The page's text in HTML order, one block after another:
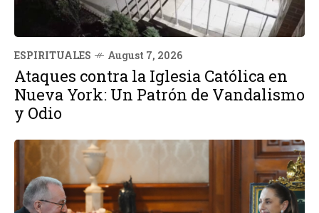
ESPIRITUALES August 7, 2026
Ataques contra la Iglesia Católica en
Nueva York: Un Patrón de Vandalismo
y Odio